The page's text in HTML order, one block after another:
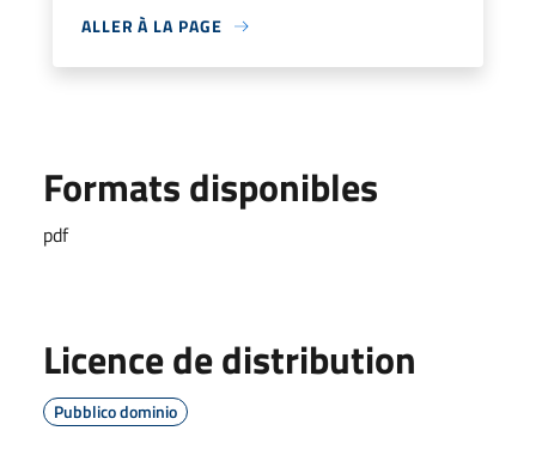
ALLER À LA PAGE
Formats disponibles
pdf
Licence de distribution
Pubblico dominio